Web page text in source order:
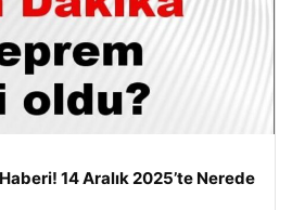
14 Aralık 2025’te Nerede